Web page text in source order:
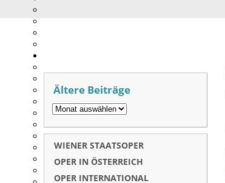
Ältere Beiträge
WIENER STAATSOPER
OPER IN ÖSTERREICH
OPER INTERNATIONAL